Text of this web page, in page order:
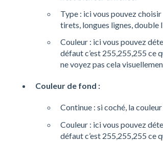
Type : ici vous pouvez
tirets, longues lignes, double
Couleur : ici vous pouvez
défaut c’est 255,255,255 ce
ne voyez pas cela
Couleur de fond :
Continue : si coché, la
Couleur : ici vous pouvez
défaut c’est 255,255,255 ce